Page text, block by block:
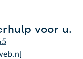
voor u.